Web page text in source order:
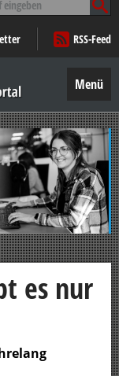
RSS-Feed
Menü
es nur